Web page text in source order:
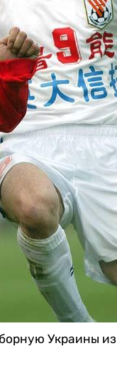
Украины из